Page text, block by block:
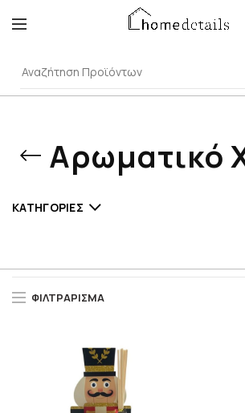
Αρωματικό
ΚΑΤΗΓΟΡΊΕΣ
ΦΙΛΤΡΆΡΙΣΜΑ